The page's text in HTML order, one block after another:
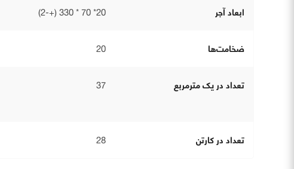
ابعاد آجر 20* 70 * 330 (+-2)
ضخامت‌ها
20
تعداد در یک مترمربع
37
تعداد در کارتن
28